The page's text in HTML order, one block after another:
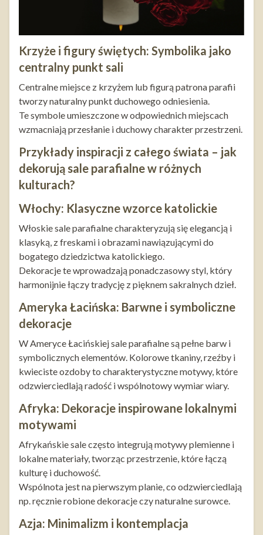
Krzyże i figury świętych: Symbolika jako
centralny punkt sali
Centralne miejsce z krzyżem lub figurą patrona parafii
tworzy naturalny punkt duchowego odniesienia.
Te symbole umieszczone w odpowiednich miejscach
wzmacniają przesłanie i duchowy charakter przestrzeni.
Przykłady inspiracji z całego świata – jak
dekorują sale parafialne w różnych
kulturach?
Włochy: Klasyczne wzorce katolickie
Włoskie sale parafialne charakteryzują się elegancją i
klasyką, z freskami i obrazami nawiązującymi do
bogatego dziedzictwa katolickiego.
Dekoracje te wprowadzają ponadczasowy styl, który
harmonijnie łączy tradycję z pięknem sakralnych dzieł.
Ameryka Łacińska: Barwne i symboliczne
dekoracje
W Ameryce Łacińskiej sale parafialne są pełne barw i
symbolicznych elementów. Kolorowe tkaniny, rzeźby i
kwieciste ozdoby to charakterystyczne motywy, które
odzwierciedlają radość i wspólnotowy wymiar wiary.
Afryka: Dekoracje inspirowane lokalnymi
motywami
Afrykańskie sale często integrują motywy plemienne i
lokalne materiały, tworząc przestrzenie, które łączą
kulturę i duchowość.
Wspólnota jest na pierwszym planie, co odzwierciedlają
np. ręcznie robione dekoracje czy naturalne surowce.
Azja: Minimalizm i kontemplacja